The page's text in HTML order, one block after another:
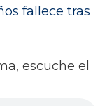
fallece tras
escuche el